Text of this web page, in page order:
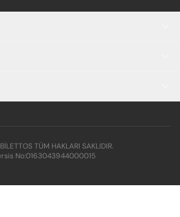
TÜM HAKLARI SAKLIDIR.
No:0163043944000015